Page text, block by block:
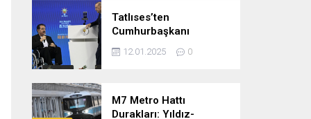
Tatlıses’ten
Cumhurbaşkanı
Erdoğan’a: Önümüzdeki
dönem
12.01.2025 0
M7 Metro Hattı
Durakları: Yıldız-